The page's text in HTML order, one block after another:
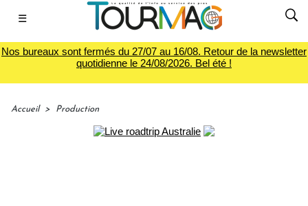
☰
Nos bureaux sont fermés du 27/07 au 16/08. Retour de la newsletter
quotidienne le 24/08/2026. Bel été !
Accueil > Production